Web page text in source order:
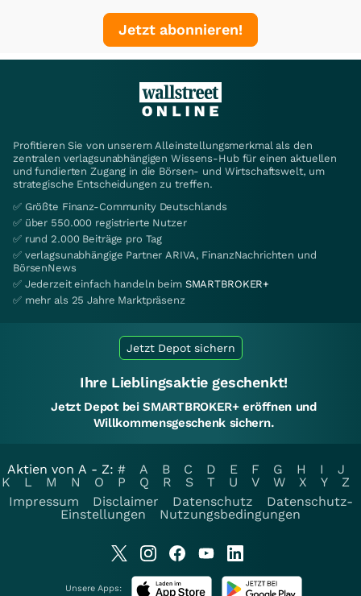
Jetzt abonnieren!
Profitieren Sie von unserem Alleinstellungsmerkmal als den
zentralen verlagsunabhängigen Wissens-Hub für einen aktuellen
und fundierten Zugang in die Börsen- und Wirtschaftswelt, um
strategische Entscheidungen zu treffen.
✅ Größte Finanz-Community Deutschlands
✅ über 550.000 registrierte Nutzer
✅ rund 2.000 Beiträge pro Tag
✅ verlagsunabhängige Partner ARIVA, FinanzNachrichten und
BörsenNews
✅ Jederzeit einfach handeln beim SMARTBROKER+
✅ mehr als 25 Jahre Marktpräsenz
Jetzt Depot sichern
Ihre Lieblingsaktie geschenkt!
Jetzt Depot bei SMARTBROKER+ eröffnen und
Willkommensgeschenk sichern.
Aktien von A - Z: # A B C D E F G H I
J
K
L M N O P Q R S T U V W X Y
Z
Impressum
Disclaimer Datenschutz
Datenschutz-
Einstellungen
Nutzungsbedingungen
Unsere Apps: